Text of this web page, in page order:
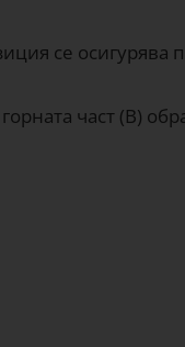
се
част (В)